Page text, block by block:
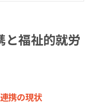
生む新たな可能性
心な暮らし
就労のつながり
と福祉的就労
携の現状